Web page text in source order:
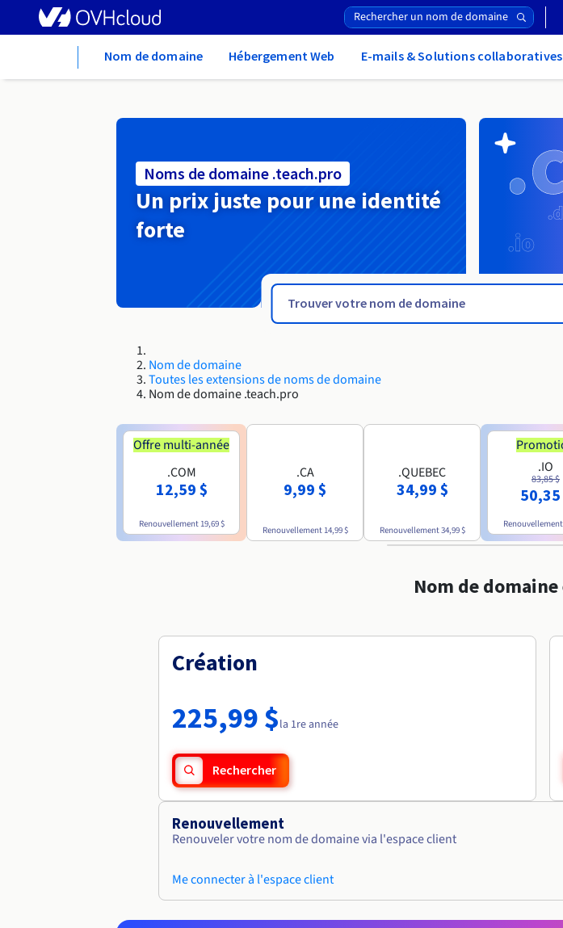
Nom de domaine Hébergement Web E-mails & Solutions collaboratives
Noms de domaine .teach.pro
Un prix juste pour une identité
forte
Nom de domaine
Toutes les extensions de noms de domaine
Nom de domaine .teach.pro
Offre multi-année
.COM
12,59 $
Renouvellement 19,69 $
.CA
9,99 $
Renouvellement 14,99 $
.QUEBEC
34,99 $
Renouvellement34,99 $
.IO
83,85 $
50,35
Renouvellement
Nom de
Création
225,99 $la 1re année
Rechercher
Renouvellement
Renouveler votre nom de domaine via l'espace client
Me connecter à l'espace client